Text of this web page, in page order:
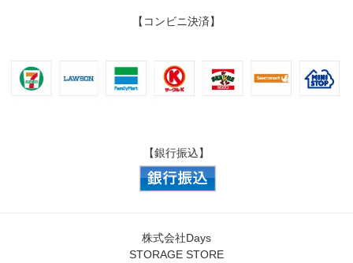
【コンビニ決済】
【銀行振込】
株式会社Days
STORAGE STORE